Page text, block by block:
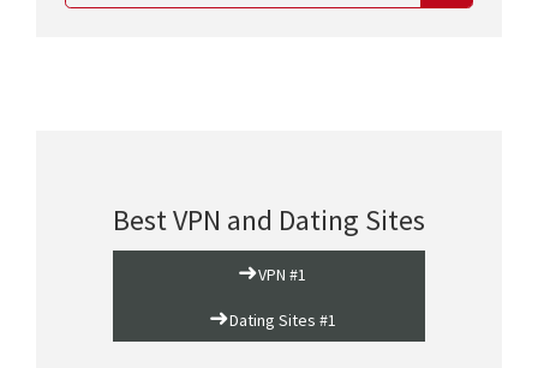
Best VPN and Dating Sites
VPN #1
➜
Dating Sites #1
➜